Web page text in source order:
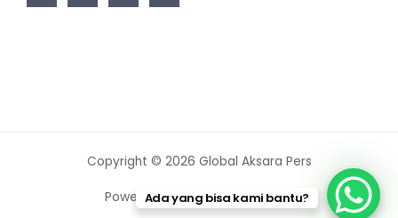
Copyright © 2026 Global Aksara Pers
Powered by Global Aksara Pers
Ada yang bisa kami bantu?